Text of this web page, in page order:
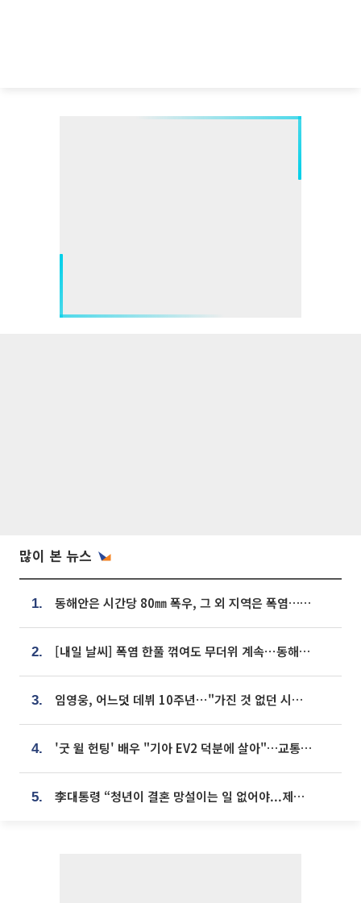
많이 본 뉴스
1. 동해안은 시간당 80㎜ 폭우, 그 외 지역은 폭염…‘극과 극 날씨’
2. [내일 날씨] 폭염 한풀 꺾여도 무더위 계속⋯동해안 이틀 연속 비
3. 임영웅, 어느덧 데뷔 10주년⋯"가진 것 없던 시절, 내 앞엔 20명의 팬뿐"
4. '굿 윌 헌팅' 배우 "기아 EV2 덕분에 살아"…교통사고 후 안전성 극찬
5. 李대통령 “청년이 결혼 망설이는 일 없어야...제도상 불이익 조사”